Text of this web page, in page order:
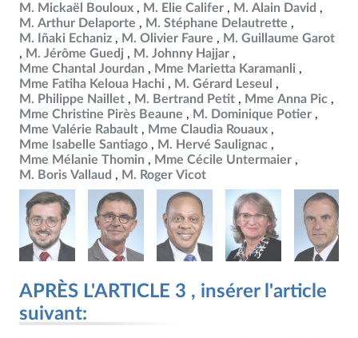
M. Mickaël Bouloux
M. Elie Califer
M. Alain David
M. Arthur Delaporte
M. Stéphane Delautrette
M. Iñaki Echaniz
M. Olivier Faure
M. Guillaume Garot
M. Jérôme Guedj
M. Johnny Hajjar
Mme Chantal Jourdan
Mme Marietta Karamanli
Mme Fatiha Keloua Hachi
M. Gérard Leseul
M. Philippe Naillet
M. Bertrand Petit
Mme Anna Pic
Mme Christine Pirès Beaune
M. Dominique Potier
Mme Valérie Rabault
Mme Claudia Rouaux
Mme Isabelle Santiago
M. Hervé Saulignac
Mme Mélanie Thomin
Mme Cécile Untermaier
M. Boris Vallaud
M. Roger Vicot
APRÈS L'ARTICLE 3 , insérer l'article
suivant: